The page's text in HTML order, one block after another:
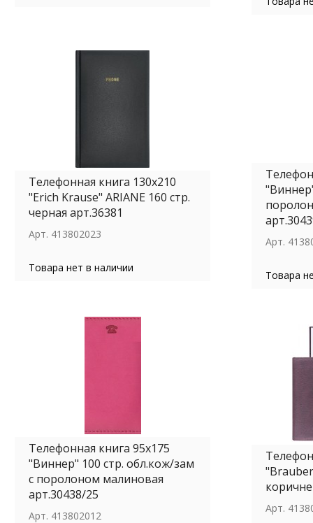
Телефонная книга 130x210
"Erich Krause" ARIANE 160 стр.
черная арт.36381
Арт. 413802023
Товара нет в наличии
Арт.
Товара
Телефонная книга 95х175
"Виннер" 100 стр. обл.кож/зам
с поролоном малиновая
арт.30438/25
Арт. 413802012
Арт.